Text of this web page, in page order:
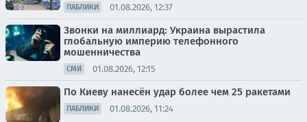
ПАБЛИКИ 01.08.2026, 12:37
Звонки на миллиард: Украина вырастила
глобальную империю телефонного
мошенничества
СМИ 01.08.2026, 12:15
По Киеву нанесён удар более чем 25 ракетами
ПАБЛИКИ 01.08.2026, 11:24